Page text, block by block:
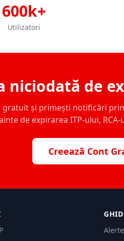
600k+
Utilizatori
niciodată de
gratuit și primești notificări prin
de expirarea ITP-ului, RCA-
Creează Cont